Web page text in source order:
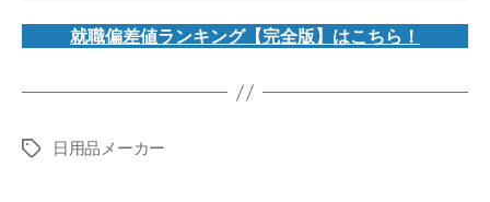
就職偏差値ランキング【完全版】はこちら！
タ
日用品メーカー